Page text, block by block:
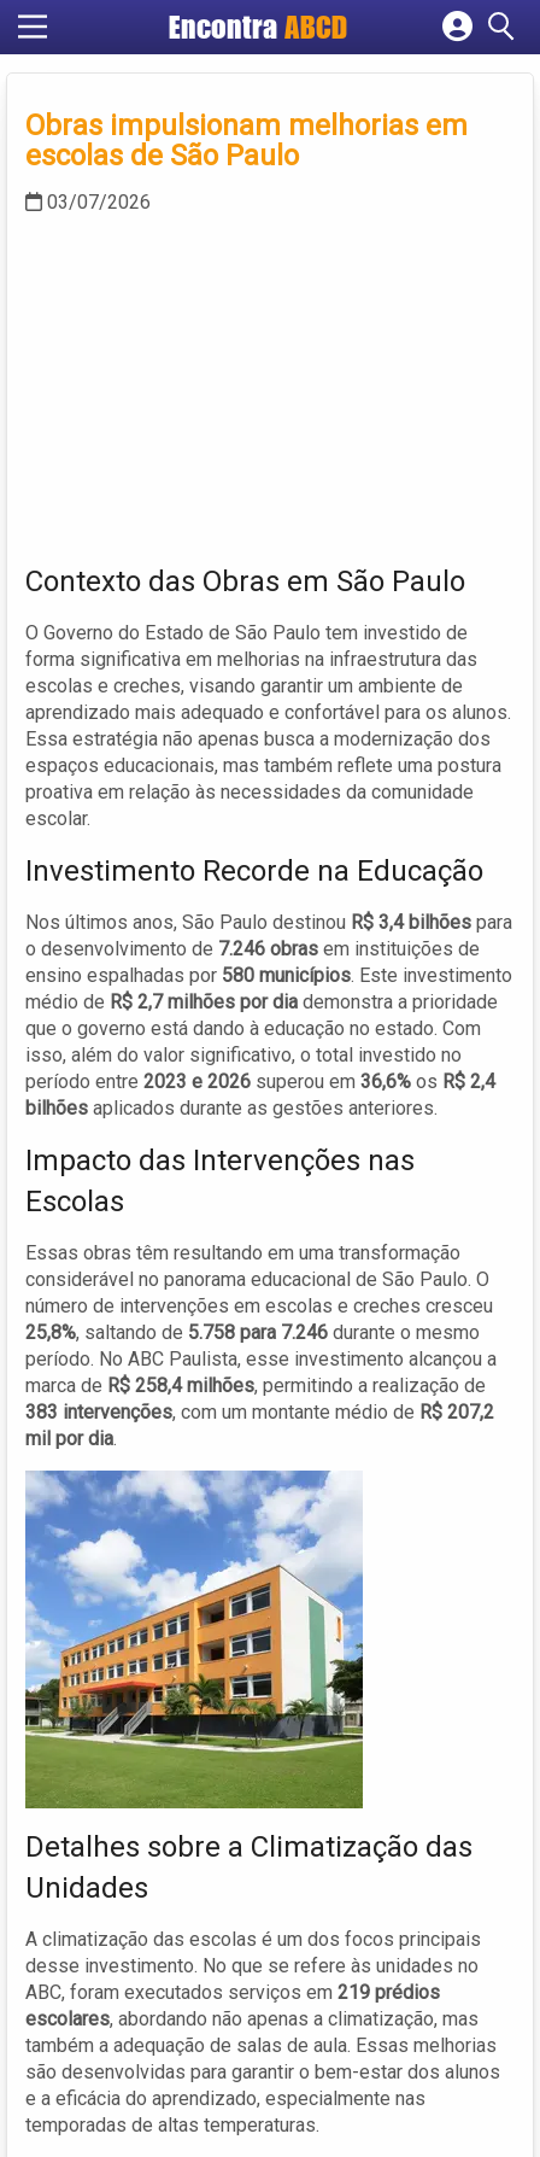
EncontraABCD
Cadastrar empresa
Criar conta
Obras impulsionam melhorias em
escolas de São Paulo
03/07/2026
Contexto das Obras em São Paulo
O Governo do Estado de São Paulo tem investido de
forma significativa em melhorias na infraestrutura das
escolas e creches, visando garantir um ambiente de
aprendizado mais adequado e confortável para os alunos.
Essa estratégia não apenas busca a modernização dos
espaços educacionais, mas também reflete uma postura
proativa em relação às necessidades da comunidade
escolar.
Investimento Recorde na Educação
Nos últimos anos, São Paulo destinou R$ 3,4 bilhões para
o desenvolvimento de 7.246 obras em instituições de
ensino espalhadas por 580 municípios. Este investimento
médio de R$ 2,7 milhões por dia demonstra a prioridade
que o governo está dando à educação no estado. Com
isso, além do valor significativo, o total investido no
período entre 2023 e 2026 superou em 36,6% os R$ 2,4
bilhões aplicados durante as gestões anteriores.
Impacto das Intervenções nas
Escolas
Essas obras têm resultando em uma transformação
considerável no panorama educacional de São Paulo. O
número de intervenções em escolas e creches cresceu
25,8%, saltando de 5.758 para 7.246 durante o mesmo
período. No ABC Paulista, esse investimento alcançou a
marca de R$ 258,4 milhões, permitindo a realização de
383 intervenções, com um montante médio de R$ 207,2
mil por dia.
Detalhes sobre a Climatização das
Unidades
A climatização das escolas é um dos focos principais
desse investimento. No que se refere às unidades no
ABC, foram executados serviços em 219 prédios
escolares, abordando não apenas a climatização, mas
também a adequação de salas de aula. Essas melhorias
são desenvolvidas para garantir o bem-estar dos alunos
e a eficácia do aprendizado, especialmente nas
temporadas de altas temperaturas.